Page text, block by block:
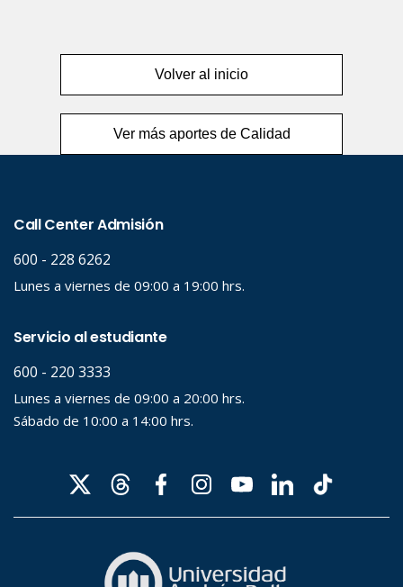
Volver al inicio
Ver más aportes de Calidad